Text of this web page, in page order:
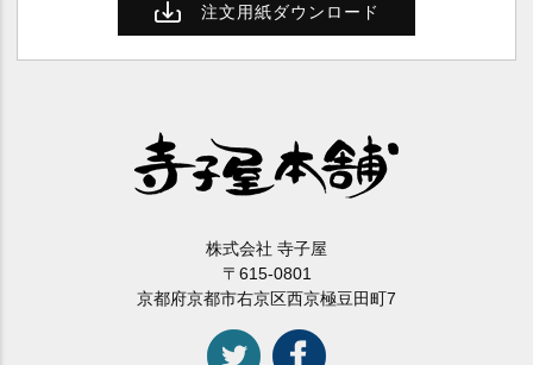
注文用紙ダウンロード
株式会社 寺子屋
〒615-0801
京都府京都市右京区西京極豆田町7